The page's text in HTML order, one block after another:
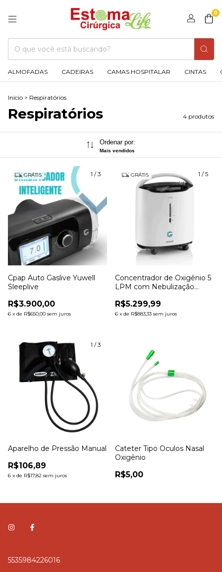
0
ALMOFADAS CADEIRAS CAMAS HOSPITALAR CINTAS
Início > Respiratórios
Respiratórios 4 produtos
Ordenar por:
Mais vendidos
1 /3
GRÁTIS
Cpap Auto Gaslive Yuwell
Sleeplive
R$3.900,00
6 x de R$650,00 sem juros
1 /5
GRÁTIS
Concentrador de Oxigênio 5
LPM com Nebulização
R$5.299,99
6 x de R$883,33 sem juros
1 /3
Aparelho de Pressão Manual
R$106,89
6 x de R$17,82 sem juros
Cateter Tipo Oculos Nasal
Oxigênio
R$5,00
5535984226016